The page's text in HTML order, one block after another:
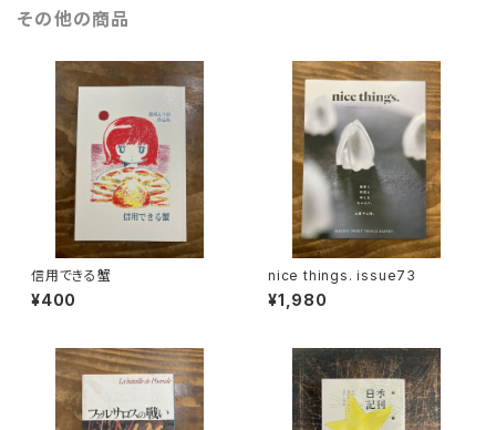
その他の商品
信用できる蟹
¥400
nice things. issue73
¥1,980